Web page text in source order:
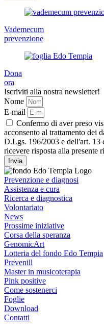
Vademecum
prevenzione
Dona
ora
Iscriviti alla nostra newsletter!
Nome
E-mail
Confermo di aver preso
acconsento al trattamento dei
D.Lgs. 196/2003 e dell'art. 13
ricevere risposta alla presente
Invia
Prevenzione e diagnosi
Assistenza e cura
Ricerca e diagnostica
Volontariato
News
Prossime iniziative
Corsa della speranza
GenomicArt
Lotteria del fondo Edo Tempia
Prevenill
Master in musicoterapia
Pink positive
Come sostenerci
Foglie
Download
Contatti